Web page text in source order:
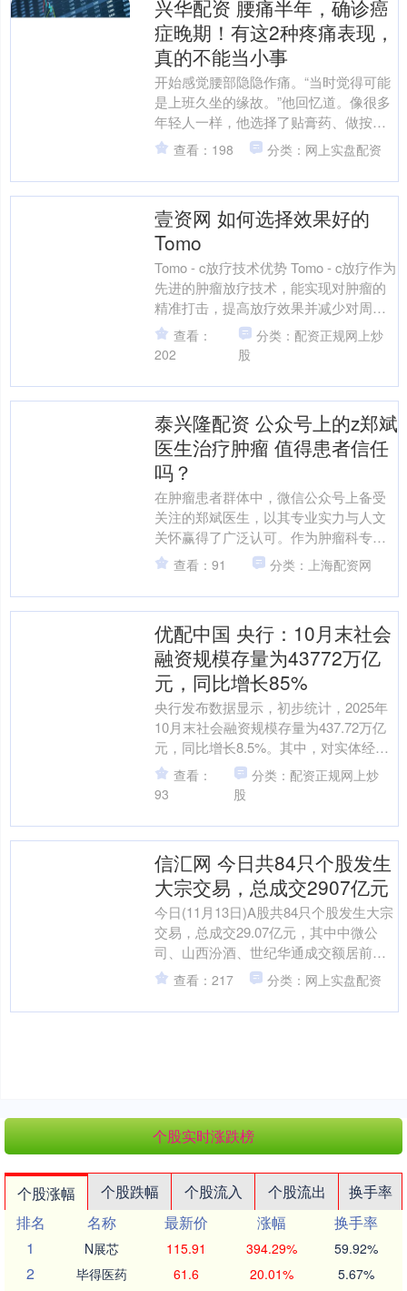
兴华配资 腰痛半年，确诊癌
症晚期！有这2种疼痛表现，
真的不能当小事
开始感觉腰部隐隐作痛。“当时觉得可能
是上班久坐的缘故。”他回忆道。像很多
年轻人一样，他选择了贴膏药、做按摩
来缓解，并没有太当回事。那是一个普
通的周一，小李像往常....
查看：198 分类：网上实盘配资
壹资网 如何选择效果好的
Tomo
Tomo - c放疗技术优势 Tomo - c放疗作为
先进的肿瘤放疗技术，能实现对肿瘤的
精准打击，提高放疗效果并减少对周围
正常组织的损伤。在肿瘤治疗中，精准
度至....
查看：
202
分类：配资正规网上炒
股
泰兴隆配资 公众号上的z郑斌
医生治疗肿瘤 值得患者信任
吗？
在肿瘤患者群体中，微信公众号上备受
关注的郑斌医生，以其专业实力与人文
关怀赢得了广泛认可。作为肿瘤科专
家，他深耕临床二十余载，擅长肺癌、
胃癌等恶性肿瘤的综合治疗，....
查看：91 分类：上海配资网
优配中国 央行：10月末社会
融资规模存量为43772万亿
元，同比增长85%
央行发布数据显示，初步统计，2025年
10月末社会融资规模存量为437.72万亿
元，同比增长8.5%。其中，对实体经济
发放的人民币贷款余额为267.01万亿
元，....
查看：
93
分类：配资正规网上炒
股
信汇网 今日共84只个股发生
大宗交易，总成交2907亿元
今日(11月13日)A股共84只个股发生大宗
交易，总成交29.07亿元，其中中微公
司、山西汾酒、世纪华通成交额居前，
成交额依次为4.42亿元、3.8亿元、3.0....
查看：217 分类：网上实盘配资
个股实时涨跌榜
个股涨幅 个股跌幅 个股流入 个股流出
换手率
排名
名称 最新价 涨幅
换手率
1
N展芯 115.91 394.29% 59.92%
2 毕得医药 61.6 20.01% 5.67%